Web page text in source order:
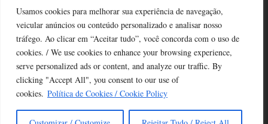
Usamos cookies para melhorar sua experiência de navegação,
veicular anúncios ou conteúdo personalizado e analisar nosso
tráfego. Ao clicar em “Aceitar tudo”, você concorda com o uso de
cookies. / We use cookies to enhance your browsing experience,
serve personalized ads or content, and analyze our traffic. By
clicking "Accept All", you consent to our use of
cookies. Política de Cookies / Cookie Policy
Copyright © Alô Tatuapé 2013 / 2026
Desenvolvido por ALOSP MKT DIGITAL